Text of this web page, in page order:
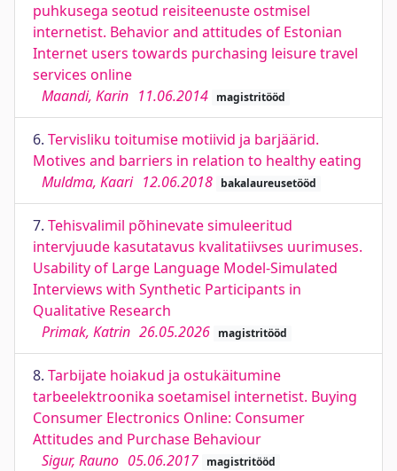
puhkusega seotud reisiteenuste ostmisel
internetist. Behavior and attitudes of Estonian
Internet users towards purchasing leisure travel
services online
Maandi, Karin 11.06.2014 magistritööd
6. Tervisliku toitumise motiivid ja barjäärid.
Motives and barriers in relation to healthy eating
Muldma, Kaari 12.06.2018 bakalaureusetööd
7. Tehisvalimil põhinevate simuleeritud
intervjuude kasutatavus kvalitatiivses uurimuses.
Usability of Large Language Model-Simulated
Interviews with Synthetic Participants in
Qualitative Research
Primak, Katrin 26.05.2026 magistritööd
8. Tarbijate hoiakud ja ostukäitumine
tarbeelektroonika soetamisel internetist. Buying
Consumer Electronics Online: Consumer
Attitudes and Purchase Behaviour
Sigur, Rauno 05.06.2017 magistritööd